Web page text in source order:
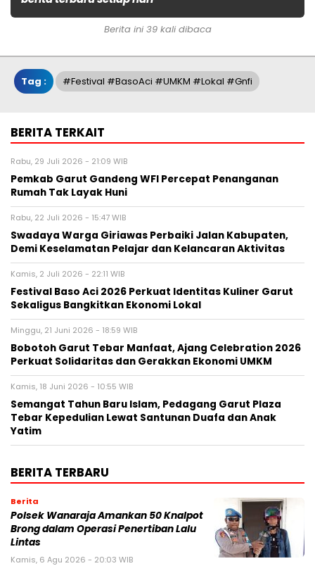
Berita ini 39 kali dibaca
Tag : #Festival #BasoAci #UMKM #Lokal #Gnfi
BERITA TERKAIT
Rabu, 29 Juli 2026 - 21:09 WIB
Pemkab Garut Gandeng WFI Percepat Penanganan
Rumah Tak Layak Huni
Rabu, 22 Juli 2026 - 15:47 WIB
Swadaya Warga Giriawas Perbaiki Jalan Kabupaten,
Demi Keselamatan Pelajar dan Kelancaran Aktivitas
Kamis, 2 Juli 2026 - 22:11 WIB
Festival Baso Aci 2026 Perkuat Identitas Kuliner Garut
Sekaligus Bangkitkan Ekonomi Lokal
Minggu, 21 Juni 2026 - 18:59 WIB
Bobotoh Garut Tebar Manfaat, Ajang Celebration 2026
Perkuat Solidaritas dan Gerakkan Ekonomi UMKM
Kamis, 18 Juni 2026 - 10:55 WIB
Semangat Tahun Baru Islam, Pedagang Garut Plaza
Tebar Kepedulian Lewat Santunan Duafa dan Anak
Yatim
BERITA TERBARU
Berita
Polsek Wanaraja Amankan 50 Knalpot
Brong dalam Operasi Penertiban Lalu
Lintas
Kamis, 6 Agu 2026 - 20:03 WIB